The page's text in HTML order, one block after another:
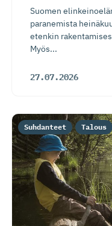
Suomen
paranemista
etenkin
Myös...
27.07.2026
Suhdanteet Talous